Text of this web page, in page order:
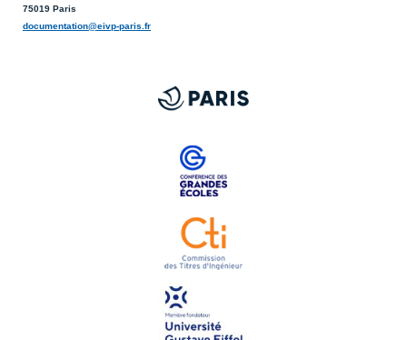
75019 Paris
documentation@eivp-paris.fr